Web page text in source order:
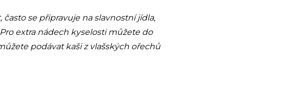
se připravuje na slavnostní jídla,
extra nádech kyselosti můžete do
podávat kaši z vlašských ořechů